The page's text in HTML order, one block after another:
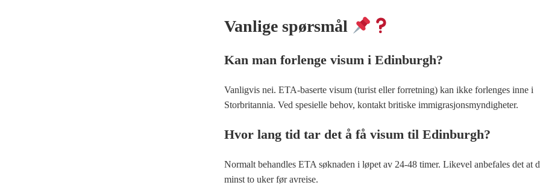
Vanlige spørsmål
Kan man forlenge visum i Edinburgh?
Vanligvis nei. ETA-baserte visum (turist eller forretning) kan ikke forlenges inne i
Storbritannia. Ved spesielle behov, kontakt britiske immigrasjonsmyndigheter.
Hvor lang tid tar det å få visum til Edinburgh?
Normalt behandles ETA søknaden i løpet av 24-48 timer. Likevel anbefales det at
minst to uker før avreise.